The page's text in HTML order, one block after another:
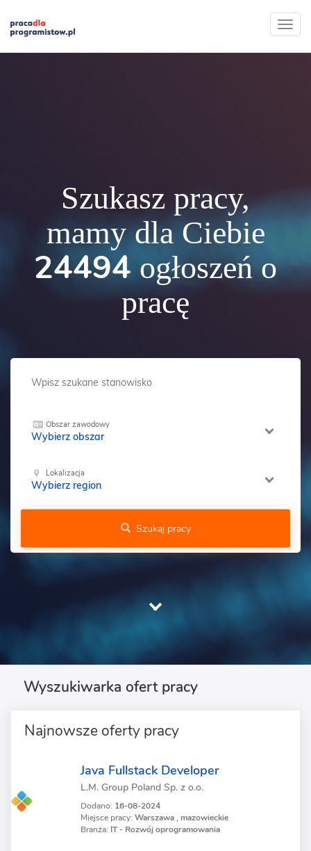
Szukasz pracy,
mamy dla Ciebie
24494ogłoszeń o
pracę
Obszar zawodowy
Wybierz obszar
Lokalizacja
Wybierz region
Szukaj pracy
Wyszukiwarka ofert pracy
Najnowsze oferty pracy
Java Fullstack Developer
L.M. Group Poland Sp. z o.o.
Dodano: 16-08-2024
Miejsce pracy: Warszawa , mazowieckie
Branża: IT - Rozwój oprogramowania